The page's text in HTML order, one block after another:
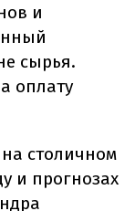
и
сырья.
оплату
столичном
и прогнозах